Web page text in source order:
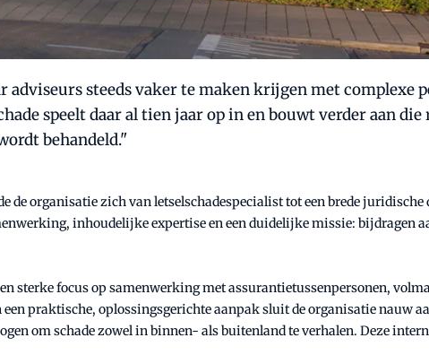
steeds vaker te maken krijgen met complexe
speelt daar al tien jaar op in en bouwt verder aan
behandeld."
de organisatie zich van letselschadespecialist tot een brede juridische
inhoudelijke expertise en een duidelijke missie: bijdragen
sterke focus op samenwerking met assurantietussenpersonen,
praktische, oplossingsgerichte aanpak sluit de organisatie nauw
om schade zowel in binnen- als buitenland te verhalen. Deze